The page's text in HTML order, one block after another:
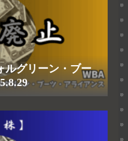
ルグリーン・ブー